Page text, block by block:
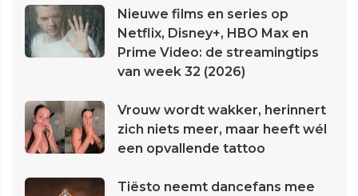
Nieuwe films en series op
Netflix, Disney+, HBO Max en
Prime Video: de streamingtips
van week 32 (2026)
Vrouw wordt wakker, herinnert
zich niets meer, maar heeft wél
een opvallende tattoo
Tiësto neemt dancefans mee